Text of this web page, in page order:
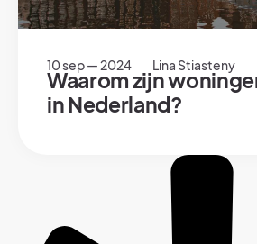
10 sep — 2024 Lina Stiasteny
Waarom zijn
in Nederland?